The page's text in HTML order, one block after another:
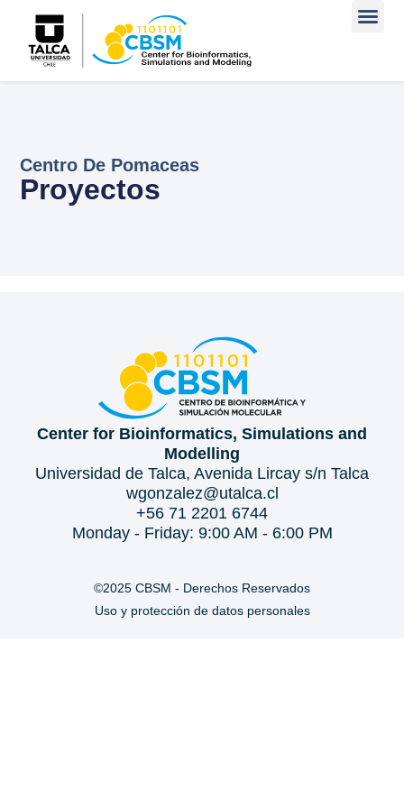
Centro De Pomaceas
Proyectos
Center for Bioinformatics, Simulations and
Modelling
Universidad de Talca, Avenida Lircay s/n Talca
wgonzalez@utalca.cl
+56 71 2201 6744
Monday - Friday: 9:00 AM - 6:00 PM
©2025 CBSM - Derechos Reservados
Uso y protección de datos personales